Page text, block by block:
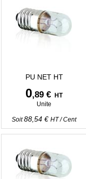
PU NET HT
0,89 €
HT
Unite
Soit88,54 € HT/Cent